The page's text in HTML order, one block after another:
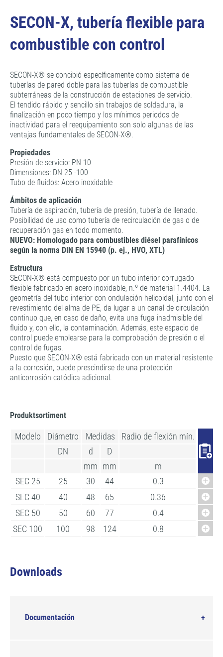
SECON-X, tubería flexible para
combustible con control
SECON-X® se concibió específicamente como sistema de
tuberías de pared doble para las tuberías de combustible
subterráneas de la construcción de estaciones de servicio.
El tendido rápido y sencillo sin trabajos de soldadura, la
finalización en poco tiempo y los mínimos periodos de
inactividad para el reequipamiento son solo algunas de las
ventajas fundamentales de SECON-X®.
Propiedades
Presión de servicio: PN 10
Dimensiones: DN 25 -100
Tubo de fluidos: Acero inoxidable
Ámbitos de aplicación
Tubería de aspiración, tubería de presión, tubería de llenado.
Posibilidad de uso como tubería de recirculación de gas o de
recuperación gas en todo momento.
NUEVO: Homologado para combustibles diésel parafínicos
según la norma DIN EN 15940 (p. ej., HVO, XTL)
Estructura
SECON-X® está compuesto por un tubo interior corrugado
flexible fabricado en acero inoxidable, n.º de material 1.4404. La
geometría del tubo interior con ondulación helicoidal, junto con el
revestimiento del alma de PE, da lugar a un canal de circulación
continuo que, en caso de daño, evita una fuga inadmisible del
fluido y, con ello, la contaminación. Además, este espacio de
control puede emplearse para la comprobación de presión o el
control de fugas.
Puesto que SECON-X® está fabricado con un material resistente
a la corrosión, puede prescindirse de una protección
anticorrosión catódica adicional.
Produktsortiment
Modelo Diámetro Medidas Radio de flexión mín.
DN
d
D
mm mm m
SEC 25
25 30 44 0.3
0,87
SEC 40
40 48 65 0.36
1,70
SEC 50
50 60 77 0.4
2,10
SEC 100
100 98 124 0.8 4,5
Downloads
Documentación